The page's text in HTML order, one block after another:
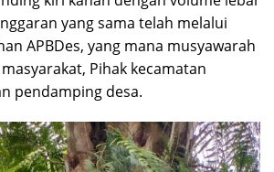
yang sama telah melalui
APBDes, yang mana musyawarah
Pihak kecamatan
pendamping desa.